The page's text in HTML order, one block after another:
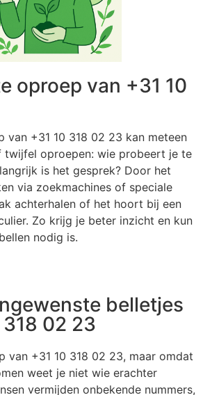
oproep van +31 10
van +31 10 318 02 23 kan meteen
twijfel oproepen: wie probeert je te
is het gesprek? Door het
via zoekmachines of speciale
achterhalen of het hoort bij een
Zo krijg je beter inzicht en kun
nodig is.
belletjes
02 23
van +31 10 318 02 23, maar omdat
weet je niet wie erachter
vermijden onbekende nummers,